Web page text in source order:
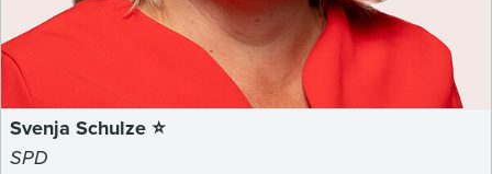
Svenja Schulze ⭐
SPD